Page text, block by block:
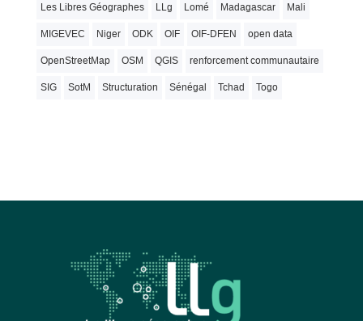
Les Libres Géographes LLg Lomé Madagascar Mali
MIGEVEC Niger ODK OIF OIF-DFEN open data
OpenStreetMap OSM QGIS renforcement communautaire
SIG SotM Structuration Sénégal Tchad Togo